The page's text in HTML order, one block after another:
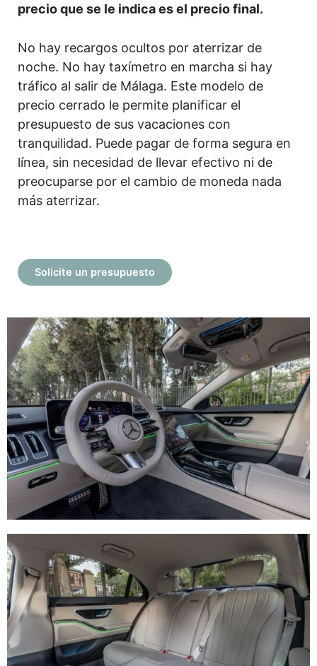
precio que se le indica es el precio final.
No hay recargos ocultos por aterrizar de
noche. No hay taxímetro en marcha si hay
tráfico al salir de Málaga. Este modelo de
precio cerrado le permite planificar el
presupuesto de sus vacaciones con
tranquilidad. Puede pagar de forma segura en
línea, sin necesidad de llevar efectivo ni de
preocuparse por el cambio de moneda nada
más aterrizar.
Solicite un presupuesto